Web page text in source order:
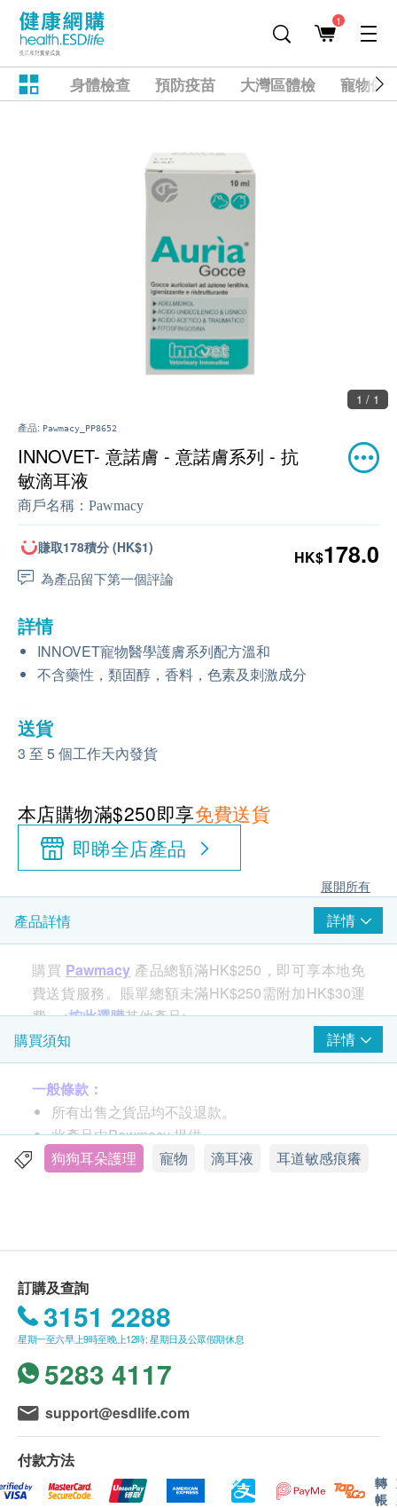
1
身體檢查 預防疫苗 大灣區體檢 寵物健
1 / 1
產品: Pawmacy_PP8652
INNOVET- 意諾膚 - 意諾膚系列 - 抗
敏滴耳液
商戶名稱： Pawmacy
賺取178積分 (HK$1)
為產品留下第一個評論
HK$178.0
詳情
INNOVET寵物醫學護膚系列配方溫和
不含藥性，類固醇，香料，色素及刺激成分
送貨
3 至 5 個工作天內發貨
本店購物滿$250即享免費送貨
即睇全店產品
展開所有
產品詳情 詳情
購買 Pawmacy 產品總額滿HK$250，即可享本地免
費送貨服務。賬單總額未滿HK$250需附加HK$30運
費。<按此選購其他產品>
寵物醫學護膚， 皮膚敏感濕疹適用
幫助去除耳垢，舒緩和減少細菌滋生
改善耳道敏感痕癢
購買須知 詳情
一般條款：
所有出售之貨品均不設退款。
此產品由Pawmacy 提供。
如有任何爭議，Pawmacy 及 健康網購
我們將於確定訂單後3-5個工作天內安排發貨。
不排除運送時間會因節日而有所影響。當八號烈風
訊號懸掛或黑色暴雨警告生效時，送貨服務時間將
會延遲。
所有訂單須視乎相關貨品的供應情況再作最後確
認。倘若生活易未能提供任何訂單上的貨品，生活
易有權拒絕接受該訂單，並且會於送貨前透過電話
或電郵通知顧客再作安排。
狗狗耳朵護理 寵物 滴耳液 耳道敏感痕癢
訂購及查詢
3151 2288
星期一至六早上9時至晚上12時; 星期日及公眾假期休息
5283 4117
support@esdlife.com
付款方法
轉
帳